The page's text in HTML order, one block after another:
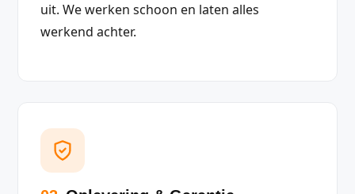
uit. We werken schoon en laten alles
werkend achter.